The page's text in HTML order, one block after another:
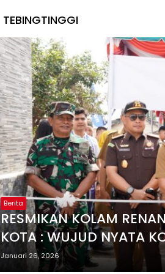
TEBINGTINGGI
Berita
RESMIKAN KOLAM
KOTA : WUJUD NYATA
FASILITAS OLAHRAGA
Januari 26, 2026